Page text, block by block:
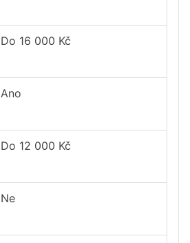
Do 16 000 Kč
Ano
Do 12 000 Kč
Ne